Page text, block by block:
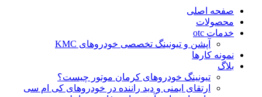
صفحه اصلی
محصولات
خدمات otc
آپشن و تیونینگ تخصصی خودروهای KMC
نمونه کارها
بلاگ
تیونینگ خودروهای کرمان موتور چیست؟
ارتقای ایمنی و دید راننده در خودروهای کی ام سی